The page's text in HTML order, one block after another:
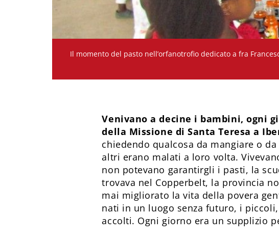
Il momento del pasto nell’orfanotrofio dedicato a fra
Venivano a decine i bambini, ogni
della Missione di Santa Teresa a
chiedendo qualcosa da mangiare o
altri erano malati a loro volta.
non potevano garantirgli i pasti, la
trovava nel Copperbelt, la provincia
mai migliorato la vita della povera
nati in un luogo senza futuro, i
accolti. Ogni giorno era un supplizio